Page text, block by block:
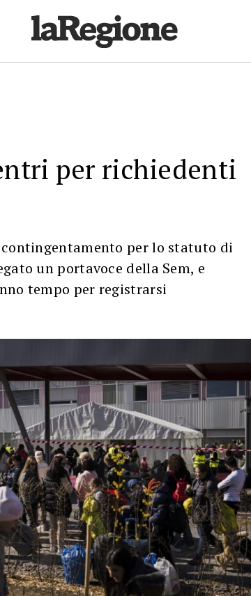
per richiedenti
per lo statuto di
un portavoce della Sem, e
tempo per registrarsi